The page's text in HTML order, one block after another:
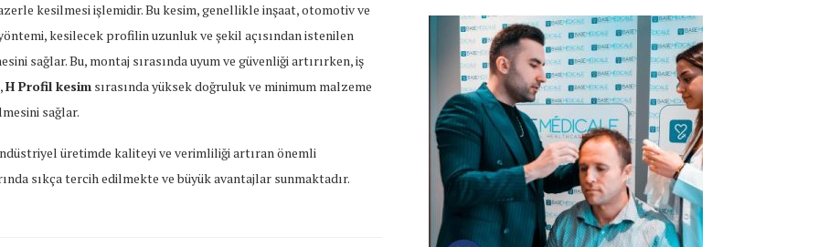
kesilmesi işlemidir. Bu kesim, genellikle inşaat, otomotiv ve
kesilecek profilin uzunluk ve şekil açısından istenilen
sağlar. Bu, montaj sırasında uyum ve güvenliği artırırken, iş
H Profil kesim sırasında yüksek doğruluk ve minimum malzeme
sağlar.
üretimde kaliteyi ve verimliliği artıran önemli
sıkça tercih edilmekte ve büyük avantajlar sunmaktadır.